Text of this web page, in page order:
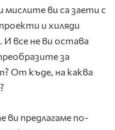
ви са заети с
и хиляди
И все не ви остава
за
От къде, на каква
ви предлагаме по-